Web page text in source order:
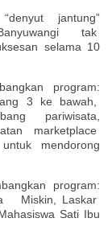
jantung”
Banyuwangi tak
selama 10
program:
3 ke bawah,
pariwisata,
marketplace
mendorong
program:
Miskin, Laskar
Sati Ibu